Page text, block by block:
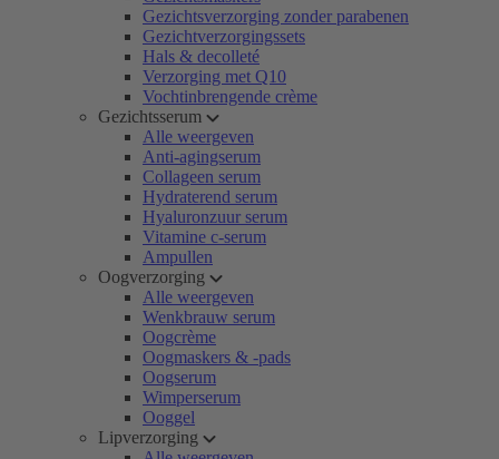
Gezichtsverzorging zonder parabenen
Gezichtverzorgingssets
Hals & decolleté
Verzorging met Q10
Vochtinbrengende crème
Gezichtsserum
Alle weergeven
Anti-agingserum
Collageen serum
Hydraterend serum
Hyaluronzuur serum
Vitamine c-serum
Ampullen
Oogverzorging
Alle weergeven
Wenkbrauw serum
Oogcrème
Oogmaskers & -pads
Oogserum
Wimperserum
Ooggel
Lipverzorging